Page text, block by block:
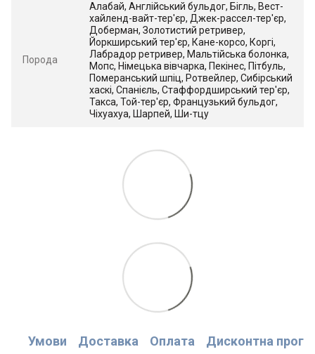
Порода
Алабай, Англійський бульдог, Бігль, Вест-
хайленд-вайт-тер'єр, Джек-рассел-тер'єр,
Доберман, Золотистий ретривер,
Йоркширський тер'єр, Кане-корсо, Коргі,
Лабрадор ретривер, Мальтійська болонка,
Мопс, Німецька вівчарка, Пекінес, Пітбуль,
Померанський шпіц, Ротвейлер, Сибірський
хаскі, Спанієль, Стаффордширський тер'єр,
Такса, Той-тер'єр, Французький бульдог,
Чіхуахуа, Шарпей, Ши-тцу
Умови Доставка Оплата Дисконтна